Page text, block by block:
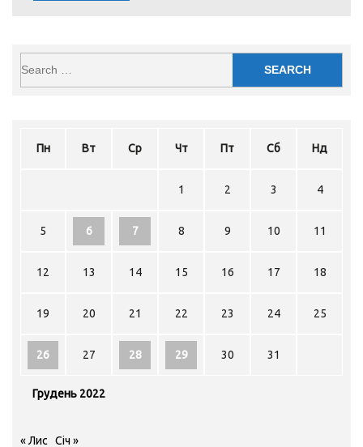
Грудень 2022
Пн Вт Ср Чт Пт Сб Нд
1 2 3 4
5 6 7 8 9 10 11
12 13 14 15 16 17 18
19 20 21 22 23 24 25
26 27 28 29 30 31
« Лис Січ »